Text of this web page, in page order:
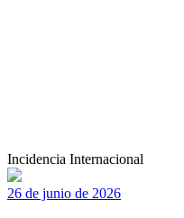
Incidencia Internacional
26 de junio de 2026